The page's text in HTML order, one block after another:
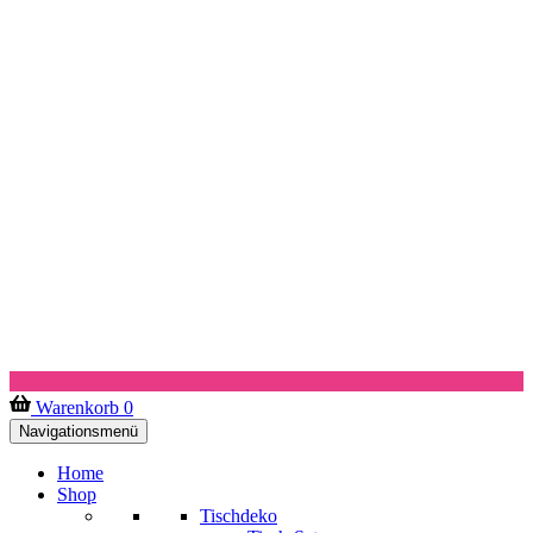
Warenkorb 0
Navigationsmenü
Home
Shop
Tischdeko